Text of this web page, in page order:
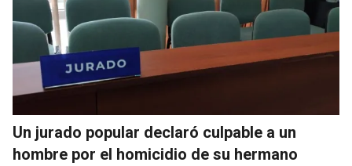
Un jurado popular declaró culpable a un
hombre por el homicidio de su hermano